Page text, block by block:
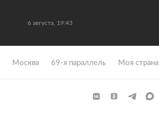
6 августа, 19:43
Москва 69-я параллель Моя страна